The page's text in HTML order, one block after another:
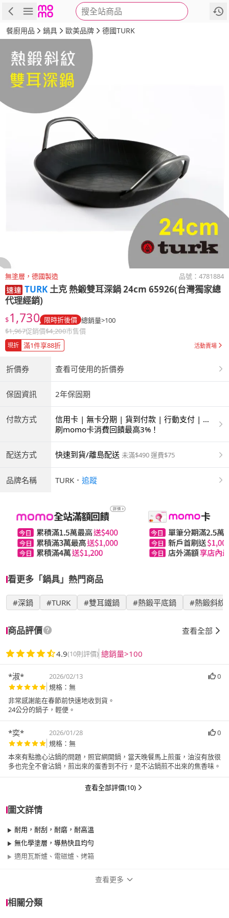
搜全站商品
商品 評價 詳情
餐廚用品 鍋具 歐美品牌 德國TURK
無塗層，德國製造 品號： 4781884
TURK 土克 熱鍛雙耳深鍋 24cm 65926(台灣獨家總
代理經銷)
$1,730 限時折後價 總銷量>100
$1,967促銷價$4,200市售價
現折 滿1件享88折 活動賣場
折價券 查看可使用的折價券
保固資訊 2年保固期
付款方式
信用卡 | 無卡分期 | 貨到付款 | 行動支付 | 超
商付款 | ATM | 銀聯卡
刷momo卡消費回饋最高3%！
配送方式 快速到貨/離島配送 未滿$490 運費$75
品牌名稱 TURK ． 追蹤
看更多「鍋具」熱門商品
#深鍋 #TURK #雙耳鐵鍋 #熱鍛平底鍋 #熱鍛斜紋
商品評價 查看全部
4.9(10則評價) 總銷量>100
*淑* 2026/02/13
0
規格：無
非常感謝能在春節前快速地收到貨。
24公分的鍋子，輕便。
*奕* 2026/01/28
0
規格：無
本來有點擔心沾鍋的問題，照官網開鍋，當天晚餐馬上煎蛋，油沒有放很
多也完全不會沾鍋，煎出來的蛋香到不行，是不沾鍋煎不出來的焦香味。
查看全部評價(10)
圖文詳情
耐用，耐刮，耐磨，耐高溫
無化學塗層，導熱快且均勻
適用瓦斯爐、電磁爐、烤箱
查看更多
相關分類